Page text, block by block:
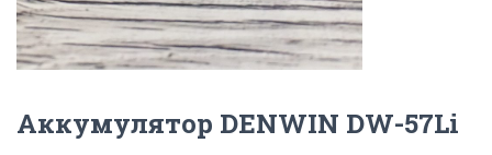
Аккумулятор DENWIN DW-57Li